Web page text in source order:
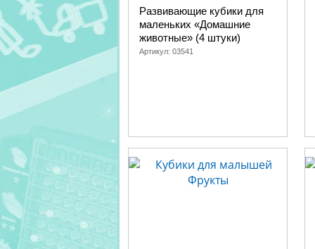
Развивающие кубики для
маленьких «Домашние
животные» (4 штуки)
Артикул: 03541